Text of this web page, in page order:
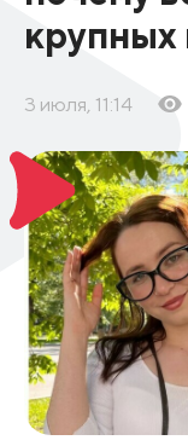
крупных
3 июля, 11:14